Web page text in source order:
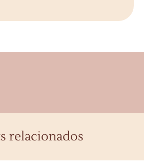
relacionados